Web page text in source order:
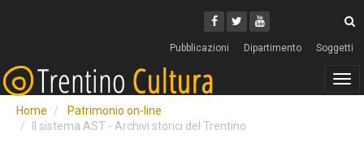
Facebook
Twitter
Youtube
Pubblicazioni Dipartimento Soggetti
Home
Patrimonio on-line
Il sistema AST - Archivi storici del Trentino